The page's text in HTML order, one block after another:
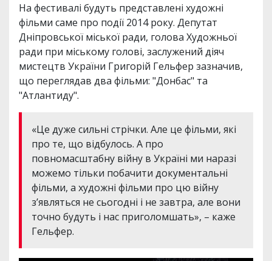
На фестивалі будуть представлені художні
фільми саме про події 2014 року. Депутат
Дніпровської міської ради, голова Художньої
ради при міському голові, заслужений діяч
мистецтв України Григорій Гельфер зазначив,
що переглядав два фільми: "Донбас" та
"Атлантиду".
«Це дуже сильні стрічки. Але це фільми, які
про те, що відбулось. А про
повномасштабну війну в Україні ми наразі
можемо тільки побачити документальні
фільми, а художні фільми про цю війну
зʼявляться не сьогодні і не завтра, але вони
точно будуть і нас приголомшать», – каже
Гельфер.